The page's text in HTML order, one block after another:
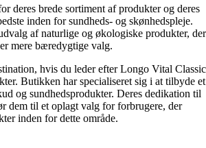
deres brede sortiment af produkter og deres
inden for sundheds- og skønhedspleje.
af naturlige og økologiske produkter, der
mere bæredygtige valg.
hvis du leder efter Longo Vital Classic
Butikken har specialiseret sig i at tilbyde et
og sundhedsprodukter. Deres dedikation til
dem til et oplagt valg for forbrugere, der
inden for dette område.